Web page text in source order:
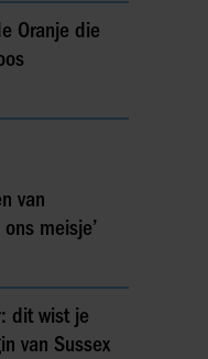
Oranje die
van
meisje’
dit wist je
van Sussex